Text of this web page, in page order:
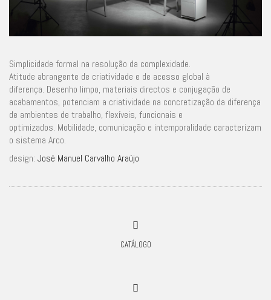
Simplicidade formal na resolução da complexidade.
Atitude abrangente de criatividade e de acesso global à
diferença. Desenho limpo, materiais directos e conjugação de
acabamentos, potenciam a criatividade na concretização da diferença
de ambientes de trabalho, flexíveis, funcionais e
optimizados. Mobilidade, comunicação e intemporalidade caracterizam
o sistema Arco.
design: José Manuel Carvalho Araújo
CATÁLOGO